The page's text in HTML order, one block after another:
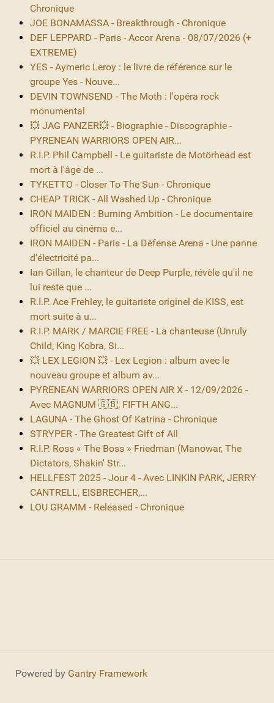
Chronique
JOE BONAMASSA - Breakthrough - Chronique
DEF LEPPARD - Paris - Accor Arena - 08/07/2026 (+
EXTREME)
YES - Aymeric Leroy : le livre de référence sur le
groupe Yes - Nouve...
DEVIN TOWNSEND - The Moth : l'opéra rock
monumental
💥 JAG PANZER💥 - Biographie - Discographie -
PYRENEAN WARRIORS OPEN AIR...
R.I.P. Phil Campbell - Le guitariste de Motörhead est
mort à l'âge de ...
TYKETTO - Closer To The Sun - Chronique
CHEAP TRICK - All Washed Up - Chronique
IRON MAIDEN : Burning Ambition - Le documentaire
officiel au cinéma e...
IRON MAIDEN - Paris - La Défense Arena - Une panne
d'électricité pa...
Ian Gillan, le chanteur de Deep Purple, révèle qu'il ne
lui reste que ...
R.I.P. Ace Frehley, le guitariste originel de KISS, est
mort suite à u...
R.I.P. MARK / MARCIE FREE - La chanteuse (Unruly
Child, King Kobra, Si...
💥 LEX LEGION 💥 - Lex Legion : album avec le
nouveau groupe et album av...
PYRENEAN WARRIORS OPEN AIR X - 12/09/2026 -
Avec MAGNUM 🇬🇧, FIFTH ANG...
LAGUNA - The Ghost Of Katrina - Chronique
STRYPER - The Greatest Gift of All
R.I.P. Ross « The Boss » Friedman (Manowar, The
Dictators, Shakin' Str...
HELLFEST 2025 - Jour 4 - Avec LINKIN PARK, JERRY
CANTRELL, EISBRECHER,...
LOU GRAMM - Released - Chronique
Powered by Gantry Framework